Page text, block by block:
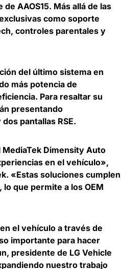
AAOS15. Más allá de las
como soporte
controles parentales y
del último sistema en
más potencia de
Para resaltar su
presentando
pantallas RSE.
Dimensity Auto
en el vehículo»,
«Estas soluciones cumplen
que permite a los OEM
el vehículo a través de
importante para hacer
presidente de LG Vehicle
nuestro trabajo